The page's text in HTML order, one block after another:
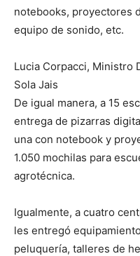
notebooks, proyectores
equipo de sonido, etc.
Lucia Corpacci, Ministro
Sola Jais
De igual manera, a 15
entrega de pizarras
una con notebook y
1.050 mochilas para
agrotécnica.
Igualmente, a cuatro
les entregó
peluquería, talleres de